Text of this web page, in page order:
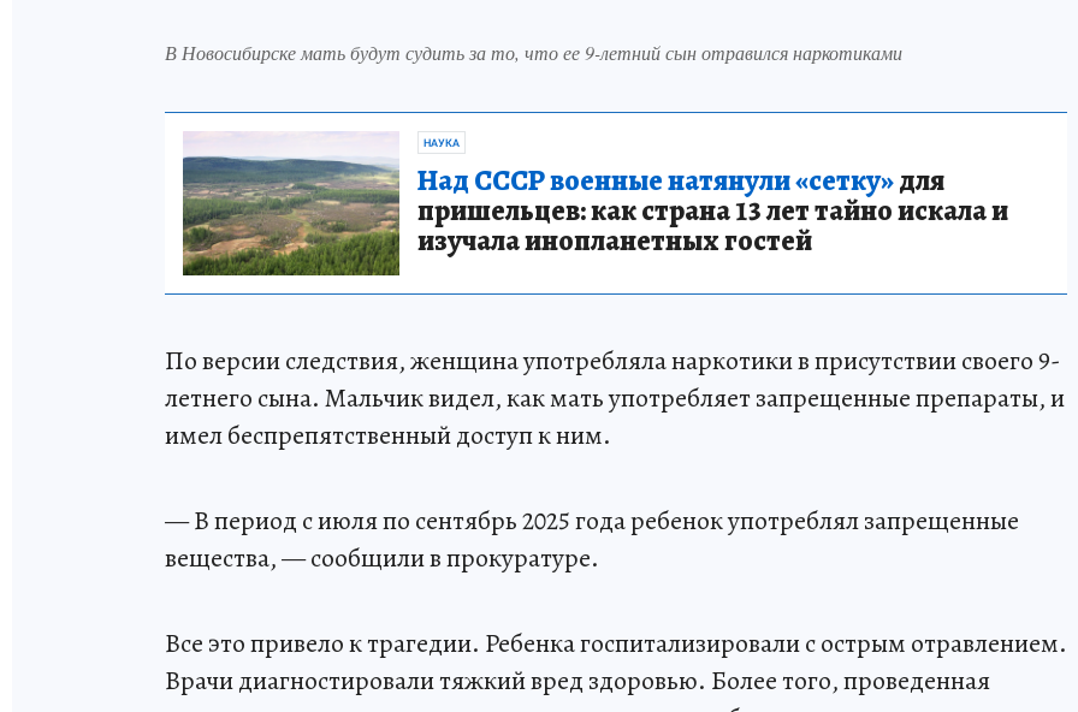
В Новосибирске мать будут судить за то, что ее 9-летний сын отравился наркотиками
НАУКА
Над СССР военные натянули «сетку»для
пришельцев: как страна 13 лет тайно искала и
изучала инопланетных гостей
По версии следствия, женщина употребляла наркотики в присутствии своего 9-
летнего сына. Мальчик видел, как мать употребляет запрещенные препараты, и
имел беспрепятственный доступ к ним.
— В период с июля по сентябрь 2025 года ребенок употреблял запрещенные
вещества, — сообщили в прокуратуре.
Все это привело к трагедии. Ребенка госпитализировали с острым отравлением.
Врачи диагностировали тяжкий вред здоровью. Более того, проведенная